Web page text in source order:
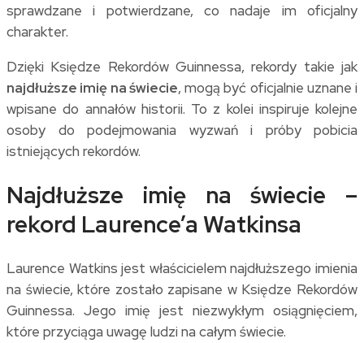
sprawdzane i potwierdzane, co nadaje im oficjalny
charakter.
Dzięki Księdze Rekordów Guinnessa, rekordy takie jak
najdłuższe imię na świecie, mogą być oficjalnie uznane i
wpisane do annałów historii. To z kolei inspiruje kolejne
osoby do podejmowania wyzwań i próby pobicia
istniejących rekordów.
Najdłuższe imię na świecie –
rekord Laurence’a Watkinsa
Laurence Watkins jest właścicielem najdłuższego imienia
na świecie, które zostało zapisane w Księdze Rekordów
Guinnessa. Jego imię jest niezwykłym osiągnięciem,
które przyciąga uwagę ludzi na całym świecie.